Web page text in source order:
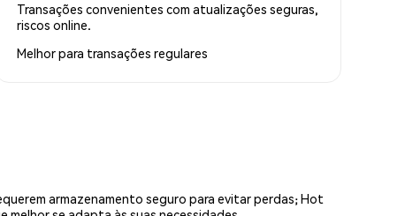
Transações convenientes com atualizações seguras,
riscos online.
Melhor para transações regulares
armazenamento seguro para evitar perdas; Hot